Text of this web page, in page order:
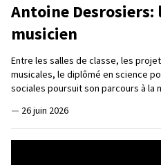
Antoine
musicien
Entre les salles de classe, les
musicales, le diplômé en science
sociales poursuit son parcours à la
— 26 juin 2026